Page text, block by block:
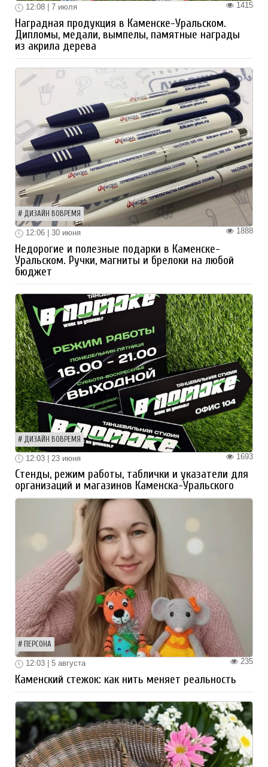
1415
12:08 | 7 июля
Наградная продукция в Каменске-Уральском.
Дипломы, медали, вымпелы, памятные награды
из акрила дерева
ДИЗАЙН ВОВРЕМЯ
1888
12:06 | 30 июня
Недорогие и полезные подарки в Каменске-
Уральском. Ручки, магниты и брелоки на любой
бюджет
ДИЗАЙН ВОВРЕМЯ
1693
12:03 | 23 июня
Стенды, режим работы, таблички и указатели для
организаций и магазинов Каменска-Уральского
ПЕРСОНА
235
12:03 | 5 августа
Каменский стежок: как нить меняет реальность